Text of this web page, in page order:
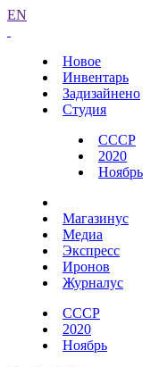
EN
Новое
Инвентарь
Задизайнено
Студия
СССР
2020
Ноябрь
Магазинус
Медиа
Экспресс
Иронов
Журналус
СССР
2020
Ноябрь